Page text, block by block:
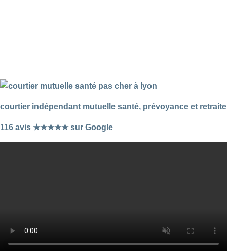
courtier indépendant mutuelle santé, prévoyance et retraite
116 avis ★★★★★ sur Google